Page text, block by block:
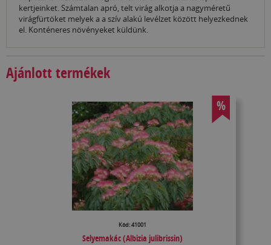
kertjeinket. Számtalan apró, telt virág alkotja a nagyméretű
virágfürtöket melyek a a szív alakú levélzet között helyezkednek
el. Konténeres növényeket küldünk.
Ajánlott termékek
%
Kód: 41001
Selyemakác (Albizia julibrissin)